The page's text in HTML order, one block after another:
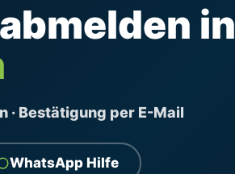
in
· Bestätigung per E-Mail
WhatsApp Hilfe